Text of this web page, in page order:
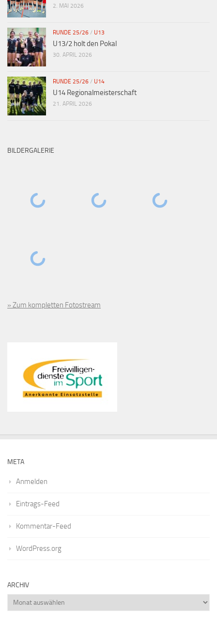
2. MAI 2026
RUNDE 25/26 / U13
U13/2 holt den Pokal
30. APRIL 2026
RUNDE 25/26 / U14
U14 Regionalmeisterschaft
21. APRIL 2026
BILDERGALERIE
» Zum kompletten Fotostream
META
Anmelden
Eintrags-Feed
Kommentar-Feed
WordPress.org
ARCHIV
Archiv